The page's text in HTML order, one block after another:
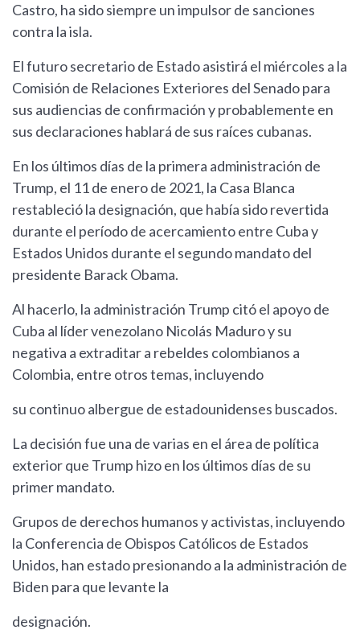
Castro, ha sido siempre un impulsor de sanciones
contra la isla.
El futuro secretario de Estado asistirá el miércoles a la
Comisión de Relaciones Exteriores del Senado para
sus audiencias de confirmación y probablemente en
sus declaraciones hablará de sus raíces cubanas.
En los últimos días de la primera administración de
Trump, el 11 de enero de 2021, la Casa Blanca
restableció la designación, que había sido revertida
durante el período de acercamiento entre Cuba y
Estados Unidos durante el segundo mandato del
presidente Barack Obama.
Al hacerlo, la administración Trump citó el apoyo de
Cuba al líder venezolano Nicolás Maduro y su
negativa a extraditar a rebeldes colombianos a
Colombia, entre otros temas, incluyendo
su continuo albergue de estadounidenses buscados.
La decisión fue una de varias en el área de política
exterior que Trump hizo en los últimos días de su
primer mandato.
Grupos de derechos humanos y activistas, incluyendo
la Conferencia de Obispos Católicos de Estados
Unidos, han estado presionando a la administración de
Biden para que levante la
designación.